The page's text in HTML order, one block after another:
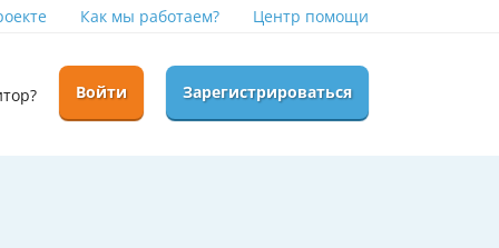
Как мы работаем? Центр помощи
Войти Зарегистрироваться